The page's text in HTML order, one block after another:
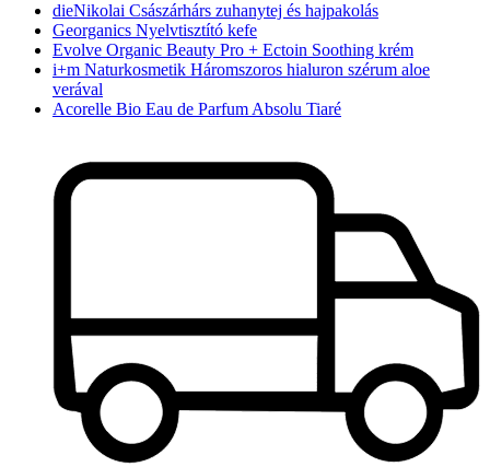
dieNikolai Császárhárs zuhanytej és hajpakolás
Georganics Nyelvtisztító kefe
Evolve Organic Beauty Pro + Ectoin Soothing krém
i+m Naturkosmetik Háromszoros hialuron szérum aloe
verával
Acorelle Bio Eau de Parfum Absolu Tiaré